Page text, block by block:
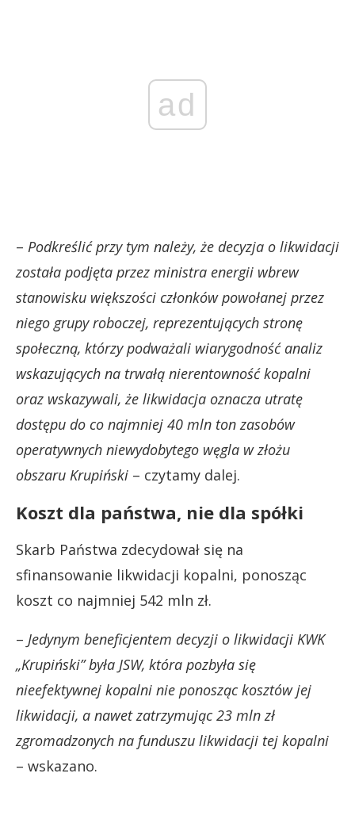
ad
– Podkreślić przy tym należy, że decyzja o likwidacji
została podjęta przez ministra energii wbrew
stanowisku większości członków powołanej przez
niego grupy roboczej, reprezentujących stronę
społeczną, którzy podważali wiarygodność analiz
wskazujących na trwałą nierentowność kopalni
oraz wskazywali, że likwidacja oznacza utratę
dostępu do co najmniej 40 mln ton zasobów
operatywnych niewydobytego węgla w złożu
obszaru Krupiński – czytamy dalej.
Koszt dla państwa, nie dla spółki
Skarb Państwa zdecydował się na
sfinansowanie likwidacji kopalni, ponosząc
koszt co najmniej 542 mln zł.
– Jedynym beneficjentem decyzji o likwidacji KWK
„Krupiński” była JSW, która pozbyła się
nieefektywnej kopalni nie ponosząc kosztów jej
likwidacji, a nawet zatrzymując 23 mln zł
zgromadzonych na funduszu likwidacji tej kopalni
– wskazano.